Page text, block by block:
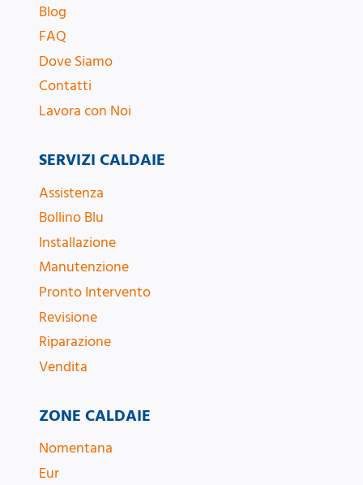
Blog
FAQ
Dove Siamo
Contatti
Lavora con Noi
SERVIZI CALDAIE
Assistenza
Bollino Blu
Installazione
Manutenzione
Pronto Intervento
Revisione
Riparazione
Vendita
ZONE CALDAIE
Nomentana
Eur